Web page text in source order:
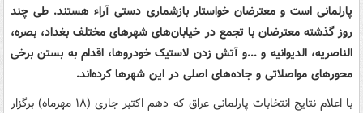
پارلمانی است و معترضان خواستار بازشماری دستی آراء هستند. طی چند
روز گذشته معترضان با تجمع در خیابان‌های شهرهای مختلف بغداد، بصره،
الناصریه، الدیوانیه و ...و آتش زدن لاستیک خودروها، اقدام به بستن برخی
محورهای مواصلاتی و جاده‌های اصلی در این شهرها کرده‌اند.
با اعلام نتایج انتخابات پارلمانی عراق که دهم اکتبر جاری (۱۸ مهرماه) برگزار